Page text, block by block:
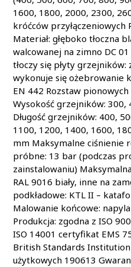
1600, 1800, 2000, 2300,
króćców przyłączeniowych
Materiał: głęboko tłoczna
walcowanej na zimno DC
tłoczy się płyty
wykonuje się ożebrowanie
EN 442 Rozstaw
Wysokość grzejników: 300,
Długość grzejników: 400,
1100, 1200, 1400, 1600,
mm Maksymalne ciśnienie
próbne: 13 bar (podczas
zainstalowaniu)
RAL 9016 biały, inne na
podkładowe: KTL II –
Malowanie końcowe:
Produkcja: zgodna z ISO
ISO 14001 certyfikat EMS
British Standards Institution
użytkowych 190613